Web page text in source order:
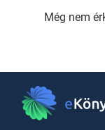
Még nem